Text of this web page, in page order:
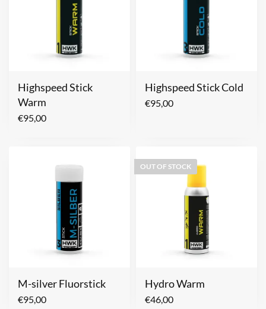
Highspeed Stick
Warm
€95,00
Highspeed Stick Cold
€95,00
M-silver Fluorstick
€95,00
OUT OF STOCK
Hydro Warm
€46,00